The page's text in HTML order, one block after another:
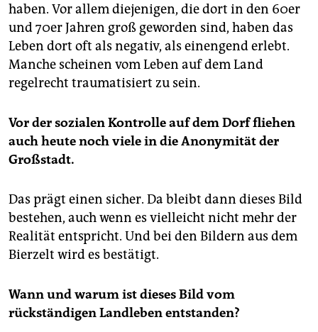
haben. Vor allem diejenigen, die dort in den 60er
und 70er Jahren groß geworden sind, haben das
Leben dort oft als negativ, als einengend erlebt.
Manche scheinen vom Leben auf dem Land
regelrecht traumatisiert zu sein.
Vor der sozialen Kontrolle auf dem Dorf fliehen
auch heute noch viele in die Anonymität der
Großstadt.
Das prägt einen sicher. Da bleibt dann dieses Bild
bestehen, auch wenn es vielleicht nicht mehr der
Realität entspricht. Und bei den Bildern aus dem
Bierzelt wird es bestätigt.
Wann und warum ist dieses Bild vom
rückständigen Landleben entstanden?